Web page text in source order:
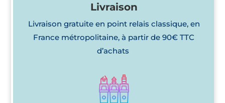
Livraison
Livraison gratuite en point relais classique, en
France métropolitaine, à partir de 90€ TTC
d’achats